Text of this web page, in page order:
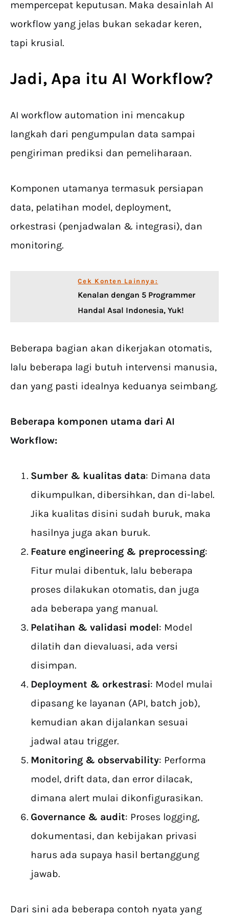
mempercepat keputusan. Maka desainlah AI
workflow yang jelas bukan sekadar keren,
tapi krusial.
Jadi, Apa itu AI Workflow?
AI workflow automation ini mencakup
langkah dari pengumpulan data sampai
pengiriman prediksi dan pemeliharaan.
Komponen utamanya termasuk persiapan
data, pelatihan model, deployment,
orkestrasi (penjadwalan & integrasi), dan
monitoring.
Cek Konten Lainnya:
Kenalan dengan 5 Programmer
Handal Asal Indonesia, Yuk!
Beberapa bagian akan dikerjakan otomatis,
lalu beberapa lagi butuh intervensi manusia,
dan yang pasti idealnya keduanya seimbang.
Beberapa komponen utama dari AI
Workflow:
Sumber & kualitas data: Dimana data
dikumpulkan, dibersihkan, dan di-label.
Jika kualitas disini sudah buruk, maka
hasilnya juga akan buruk.
Feature engineering & preprocessing:
Fitur mulai dibentuk, lalu beberapa
proses dilakukan otomatis, dan juga
ada beberapa yang manual.
Pelatihan & validasi model: Model
dilatih dan dievaluasi, ada versi
disimpan.
Deployment & orkestrasi: Model mulai
dipasang ke layanan (API, batch job),
kemudian akan dijalankan sesuai
jadwal atau trigger.
Monitoring & observability: Performa
model, drift data, dan error dilacak,
dimana alert mulai dikonfigurasikan.
Governance & audit: Proses logging,
dokumentasi, dan kebijakan privasi
harus ada supaya hasil bertanggung
jawab.
Dari sini ada beberapa contoh nyata yang